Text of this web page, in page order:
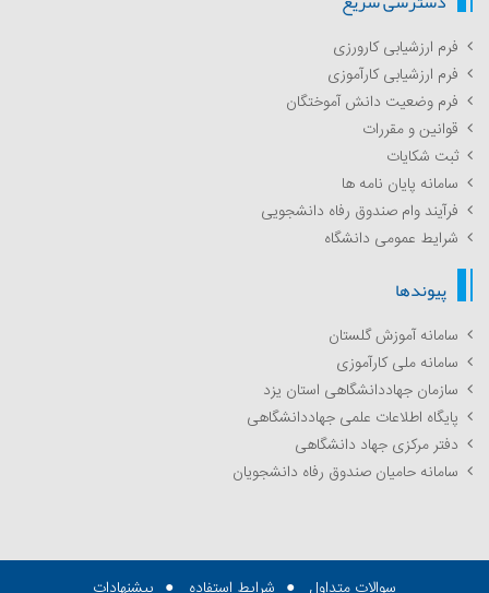
فرم ارزشیابی کارورزی
فرم ارزشیابی کارآموزی
فرم وضعیت دانش آموختگان
قوانین و مقررات
ثبت شکایات
سامانه پایان نامه ها
فرآیند وام صندوق رفاه دانشجویی
شرایط عمومی دانشگاه
پیوندها
سامانه آموزش گلستان
سامانه ملی کارآموزی
سازمان جهاددانشگاهی استان یزد
پایگاه اطلاعات علمی جهاددانشگاهی
دفتر مرکزی جهاد دانشگاهی
سامانه حامیان صندوق رفاه دانشجویان